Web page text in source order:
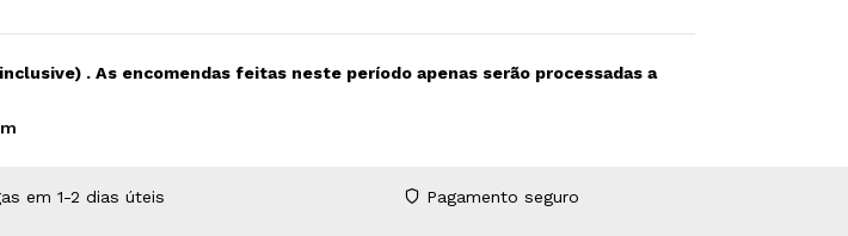
. As encomendas feitas neste período apenas serão processadas a
em 1-2 dias úteis Pagamento seguro